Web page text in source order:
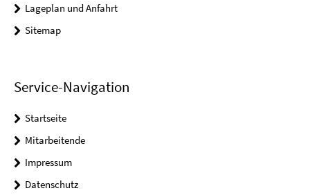
Lageplan und Anfahrt
Sitemap
Service-Navigation
Startseite
Mitarbeitende
Impressum
Datenschutz